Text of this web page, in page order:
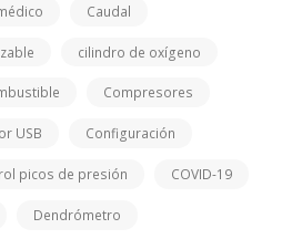
Caudal
cilindro de oxígeno
Compresores
USB Configuración
picos de presión COVID-19
Dendrómetro